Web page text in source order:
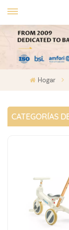
Hogar
CATEGORÍAS